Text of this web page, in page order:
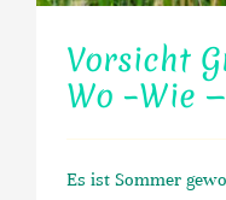
Vorsicht
Wo –Wie
Es ist Sommer